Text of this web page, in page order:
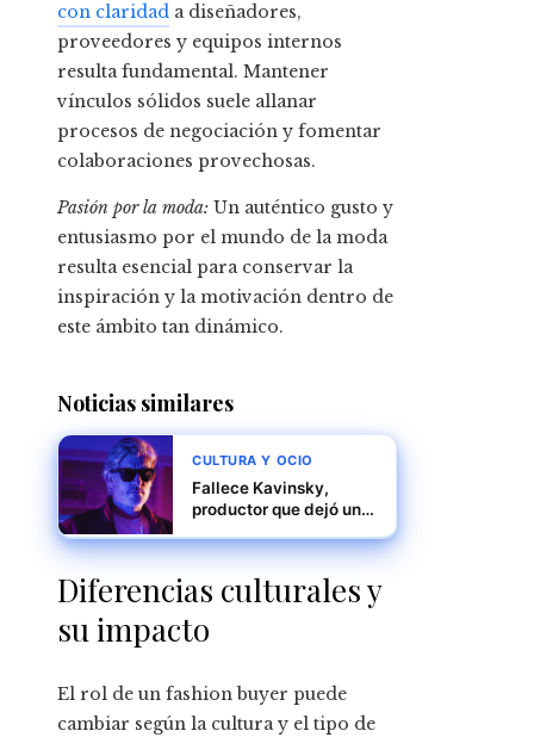
con claridad a diseñadores,
proveedores y equipos internos
resulta fundamental. Mantener
vínculos sólidos suele allanar
procesos de negociación y fomentar
colaboraciones provechosas.
Pasión por la moda: Un auténtico gusto y
entusiasmo por el mundo de la moda
resulta esencial para conservar la
inspiración y la motivación dentro de
este ámbito tan dinámico.
Noticias similares
CULTURA Y OCIO
Fallece Kavinsky,
productor que dejó una
música electrónica y el
Diferencias culturales y
su impacto
El rol de un fashion buyer puede
cambiar según la cultura y el tipo de